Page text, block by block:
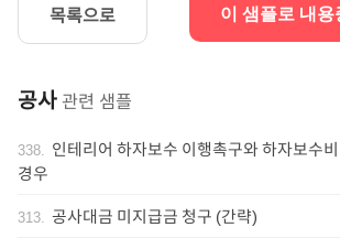
목록으로 이 샘플로 내용
공사 관련 샘플
338. 인테리어 하자보수 이행촉구와 하자보수
경우
313. 공사대금 미지급금 청구 (간략)